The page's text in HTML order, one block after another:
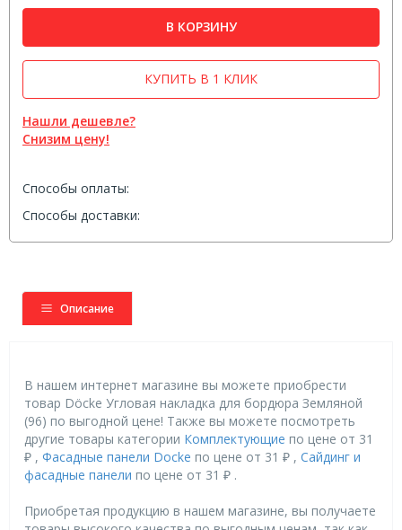
В КОРЗИНУ
Нашли дешевле?
Снизим цену!
КУПИТЬ В 1 КЛИК
Способы оплаты:
Способы доставки:
Описание
В нашем интернет магазине вы можете приобрести
товар Döcke Угловая накладка для бордюра Земляной
(96) по выгодной цене! Также вы можете посмотреть
другие товары категории Комплектующие по цене от 31
₽ , Фасадные панели Docke по цене от 31 ₽ , Сайдинг и
фасадные панели по цене от 31 ₽ .
Приобретая продукцию в нашем магазине, вы получаете